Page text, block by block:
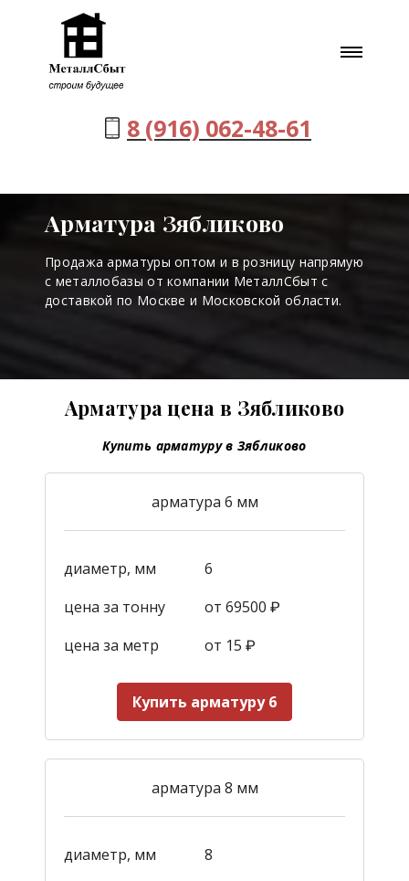
8 (916) 062-48-61
Арматура Зябликово
Продажа арматуры оптом и в розницу напрямую
с металлобазы от компании МеталлСбыт с
доставкой по Москве и Московской области.
Арматура цена в Зябликово
Купить арматуру в Зябликово
арматура 6 мм
диаметр, мм
6
цена за тонну
от 69500 ₽
цена за метр
от 15 ₽
Купить арматуру 6
арматура 8 мм
диаметр, мм
8